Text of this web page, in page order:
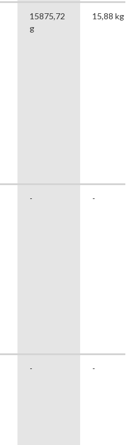
15875,72
g
15,88 kg
- -
- -